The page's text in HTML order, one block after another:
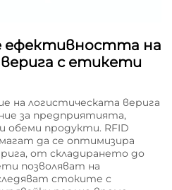
ефективността на
с етикети
на логистическата верига
за предприятията,
обеми продукти. RFID
да се оптимизира
от складирането до
позволяват на
стоките с